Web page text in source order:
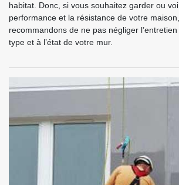
habitat. Donc, si vous souhaitez garder ou
performance et la résistance de votre
recommandons de ne pas négliger
type et à l’état de votre mur.